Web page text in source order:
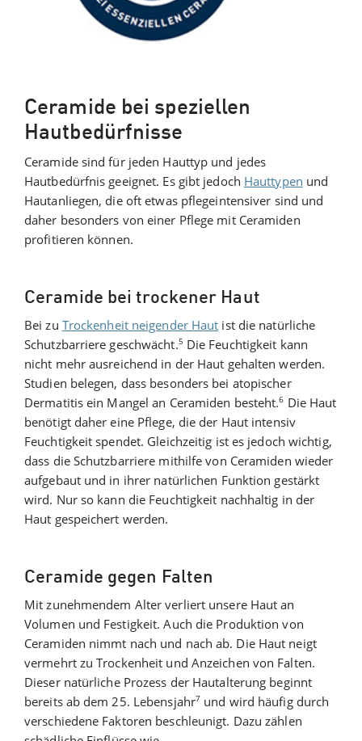
Ceramide bei speziellen
Hautbedürfnisse
Ceramide sind für jeden Hauttyp und jedes
Hautbedürfnis geeignet. Es gibt jedoch Hauttypen und
Hautanliegen, die oft etwas pflegeintensiver sind und
daher besonders von einer Pflege mit Ceramiden
profitieren können.
Ceramide bei trockener Haut
Bei zu Trockenheit neigender Haut ist die natürliche
Schutzbarriere geschwächt.5 Die Feuchtigkeit kann
nicht mehr ausreichend in der Haut gehalten werden.
Studien belegen, dass besonders bei atopischer
Dermatitis ein Mangel an Ceramiden besteht.6 Die Haut
benötigt daher eine Pflege, die der Haut intensiv
Feuchtigkeit spendet. Gleichzeitig ist es jedoch wichtig,
dass die Schutzbarriere mithilfe von Ceramiden wieder
aufgebaut und in ihrer natürlichen Funktion gestärkt
wird. Nur so kann die Feuchtigkeit nachhaltig in der
Haut gespeichert werden.
Ceramide gegen Falten
Mit zunehmendem Alter verliert unsere Haut an
Volumen und Festigkeit. Auch die Produktion von
Ceramiden nimmt nach und nach ab. Die Haut neigt
vermehrt zu Trockenheit und Anzeichen von Falten.
Dieser natürliche Prozess der Hautalterung beginnt
bereits ab dem 25. Lebensjahr7 und wird häufig durch
verschiedene Faktoren beschleunigt. Dazu zählen